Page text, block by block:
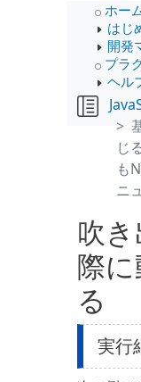
ホー
はじ
開発
プラ
ヘル
じ
も
ニ
吹
際
る
実行